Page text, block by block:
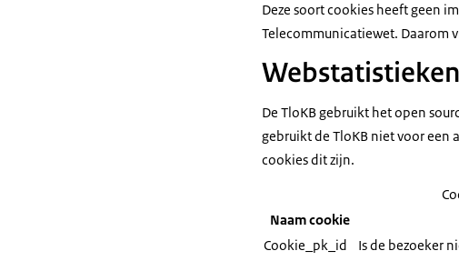
Deze soort cookies heeft geen
Telecommunicatiewet. Daarom
Webstatistieken
De TloKB gebruikt het open
gebruikt de TloKB niet voor een
cookies dit zijn.
Naam cookie
Cookie_pk_id
Is de bezoeker